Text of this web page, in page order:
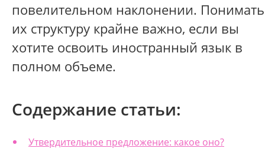
повелительном наклонении. Понимать
их структуру крайне важно, если вы
хотите освоить иностранный язык в
полном объеме.
Содержание статьи:
Утвердительное предложение: какое оно?